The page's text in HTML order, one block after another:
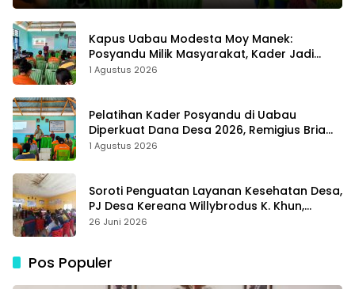
Kapus Uabau Modesta Moy Manek:
Posyandu Milik Masyarakat, Kader Jadi
Ujung Tombak Perangi Stunting
1 Agustus 2026
Pelatihan Kader Posyandu di Uabau
Diperkuat Dana Desa 2026, Remigius Bria
Tekankan Transparansi dengan Libatkan
1 Agustus 2026
Soroti Penguatan Layanan Kesehatan Desa,
PJ Desa Kereana Willybrodus K. Khun,
Dukung Penuh Pelatihan Kader Posyandu
26 Juni 2026
Pos Populer